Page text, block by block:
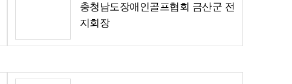
충청남도장애인골프협회 금산군 전
지회장